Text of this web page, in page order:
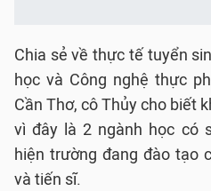
Chia sẻ về thực tế tuyển
học và Công nghệ thực
Cần Thơ, cô Thủy cho biết
vì đây là 2 ngành học có
hiện trường đang đào tạo
và tiến sĩ.